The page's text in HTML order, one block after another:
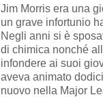
Jim Morris era una
un grave infortunio
Negli anni si è
di chimica nonché
infondere ai suoi
aveva animato
nuovo nella Major